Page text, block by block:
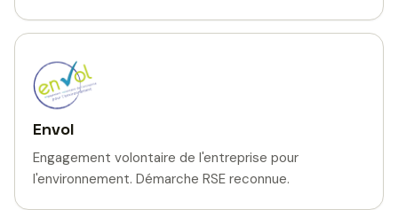
Envol
Engagement volontaire de l'entreprise pour
l'environnement. Démarche RSE reconnue.